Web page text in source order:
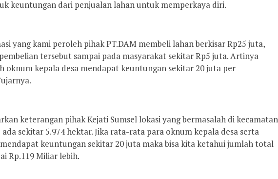
keuntungan dari penjualan lahan untuk memperkaya diri.
yang kami peroleh pihak PT.DAM membeli lahan berkisar Rp25 juta,
tersebut sampai pada masyarakat sekitar Rp5 juta. Artinya
oknum kepala desa mendapat keuntungan sekitar 20 juta per
keterangan pihak Kejati Sumsel lokasi yang bermasalah di kecamatan
ada sekitar 5.974 hektar. Jika rata-rata para oknum kepala desa serta
keuntungan sekitar 20 juta maka bisa kita ketahui jumlah total
Rp.119 Miliar lebih.